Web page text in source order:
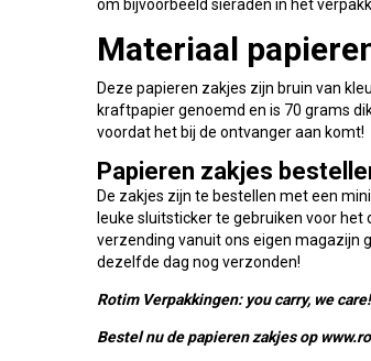
om bijvoorbeeld sieraden in het
Materiaal
Deze papieren zakjes zijn bruin van
kraftpapier genoemd en is 70 grams
voordat het bij de ontvanger aan komt!
Papieren zakjes
De zakjes zijn te bestellen met een
leuke sluitsticker te gebruiken voor het
verzending vanuit ons eigen magazijn
dezelfde dag nog verzonden!
Rotim Verpakkingen: you carry, we care!
Bestel nu de papieren zakjes op